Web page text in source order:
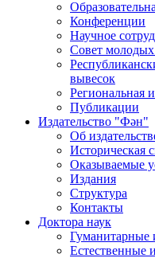
Конференции
Научное
Совет
вывесок
Региональная
Публикации
Издательство "Фән"
Об
Историческая
Оказываемые
Издания
Структура
Контакты
Доктора наук
Гуманитарные
Естественные